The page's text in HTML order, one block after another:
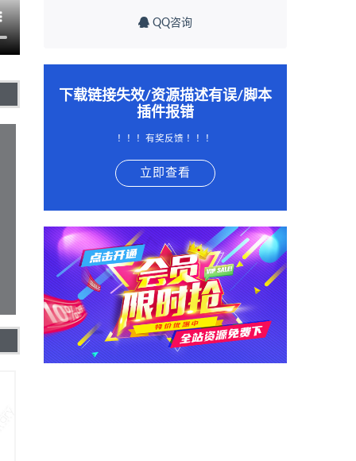
QQ咨询
下载链接失效/资源描述有误/脚本
插件报错
！！！有奖反馈 ！！！
立即查看